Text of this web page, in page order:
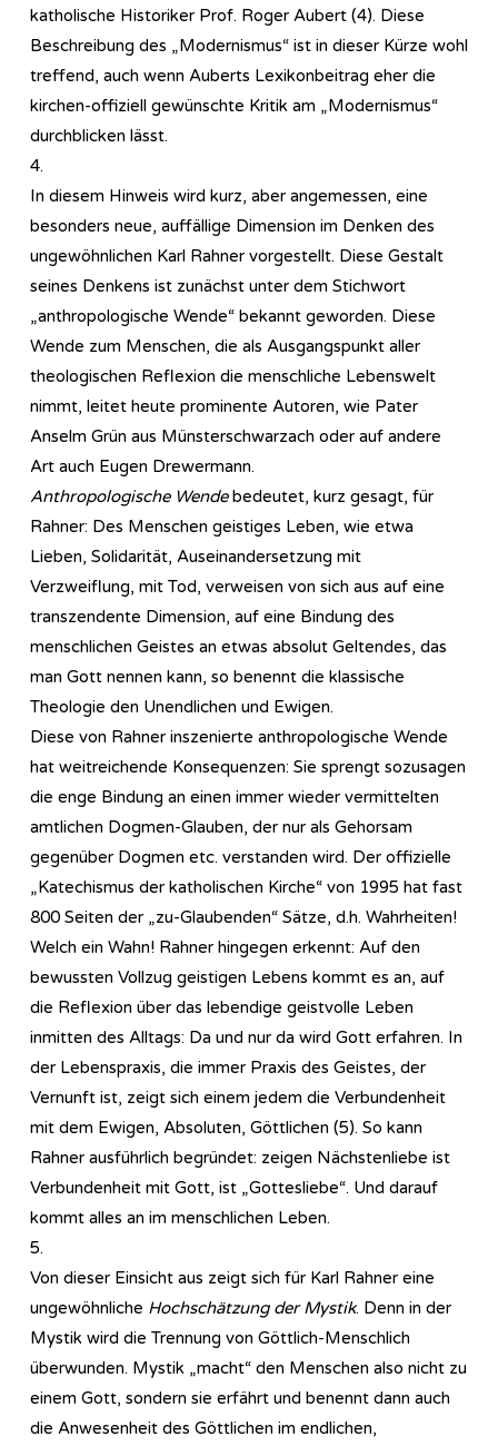
katholische Historiker Prof. Roger Aubert (4). Diese
Beschreibung des „Modernismus“ ist in dieser Kürze wohl
treffend, auch wenn Auberts Lexikonbeitrag eher die
kirchen-offiziell gewünschte Kritik am „Modernismus“
durchblicken lässt.
4.
In diesem Hinweis wird kurz, aber angemessen, eine
besonders neue, auffällige Dimension im Denken des
ungewöhnlichen Karl Rahner vorgestellt. Diese Gestalt
seines Denkens ist zunächst unter dem Stichwort
„anthropologische Wende“ bekannt geworden. Diese
Wende zum Menschen, die als Ausgangspunkt aller
theologischen Reflexion die menschliche Lebenswelt
nimmt, leitet heute prominente Autoren, wie Pater
Anselm Grün aus Münsterschwarzach oder auf andere
Art auch Eugen Drewermann.
Anthropologische Wendebedeutet, kurz gesagt, für
Rahner: Des Menschen geistiges Leben, wie etwa
Lieben, Solidarität, Auseinandersetzung mit
Verzweiflung, mit Tod, verweisen von sich aus auf eine
transzendente Dimension, auf eine Bindung des
menschlichen Geistes an etwas absolut Geltendes, das
man Gott nennen kann, so benennt die klassische
Theologie den Unendlichen und Ewigen.
Diese von Rahner inszenierte anthropologische Wende
hat weitreichende Konsequenzen: Sie sprengt sozusagen
die enge Bindung an einen immer wieder vermittelten
amtlichen Dogmen-Glauben, der nur als Gehorsam
gegenüber Dogmen etc. verstanden wird. Der offizielle
„Katechismus der katholischen Kirche“ von 1995 hat fast
800 Seiten der „zu-Glaubenden“ Sätze, d.h. Wahrheiten!
Welch ein Wahn! Rahner hingegen erkennt: Auf den
bewussten Vollzug geistigen Lebens kommt es an, auf
die Reflexion über das lebendige geistvolle Leben
inmitten des Alltags: Da und nur da wird Gott erfahren. In
der Lebenspraxis, die immer Praxis des Geistes, der
Vernunft ist, zeigt sich einem jedem die Verbundenheit
mit dem Ewigen, Absoluten, Göttlichen (5). So kann
Rahner ausführlich begründet: zeigen Nächstenliebe ist
Verbundenheit mit Gott, ist „Gottesliebe“. Und darauf
kommt alles an im menschlichen Leben.
5.
Von dieser Einsicht aus zeigt sich für Karl Rahner eine
ungewöhnliche Hochschätzung der Mystik. Denn in der
Mystik wird die Trennung von Göttlich-Menschlich
überwunden. Mystik „macht“ den Menschen also nicht zu
einem Gott, sondern sie erfährt und benennt dann auch
die Anwesenheit des Göttlichen im endlichen,